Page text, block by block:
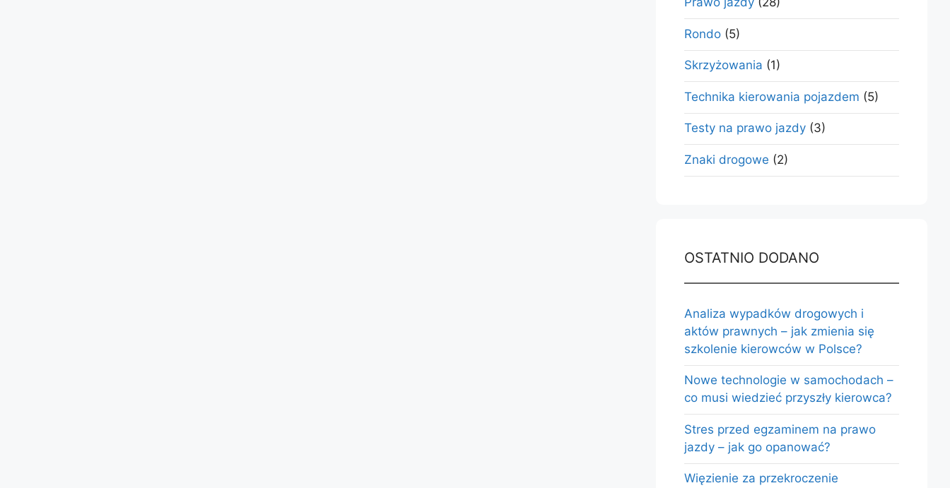
Rondo (5)
Skrzyżowania (1)
Technika kierowania pojazdem (5)
Testy na prawo jazdy (3)
Znaki drogowe (2)
OSTATNIO DODANO
Analiza wypadków drogowych i
aktów prawnych – jak zmienia się
szkolenie kierowców w Polsce?
Nowe technologie w samochodach –
co musi wiedzieć przyszły kierowca?
Stres przed egzaminem na prawo
jazdy – jak go opanować?
Więzienie za przekroczenie